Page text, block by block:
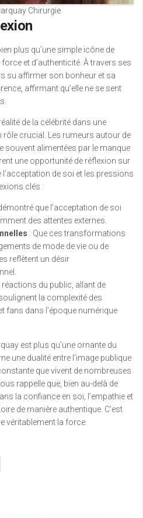
Chirurgie
plus qu’une simple icône de
et d’authenticité. À travers ses
su affirmer son bonheur et sa
affirmant qu’elle ne se sent
de la célébrité dans une
rôle crucial. Les rumeurs autour de
souvent alimentées par le manque
une opportunité de réflexion sur
de soi et les pressions
clés :
que l’acceptation de soi
des attentes externes.
: Que ces transformations
de mode de vie ou de
reflètent un désir
réactions du public, allant de
la complexité des
fans dans l’époque numérique
est plus qu’une ornante du
une dualité entre l’image publique
que vivent de nombreuses
rappelle que, bien au-delà de
la confiance en soi, l’empathie et
de manière authentique. C’est
véritablement la force.